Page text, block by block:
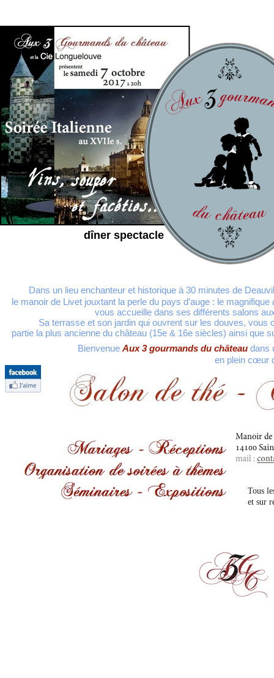
Salon de thé -
Dans un lieu enchanteur et historique à 30 minutes de
le manoir de Livet jouxtant la perle du pays d’auge : le magnifique
vous accueille dans ses différents salons aux
Sa terrasse et son jardin qui ouvrent sur les douves, vous
partie la plus ancienne du château (15e & 16e siècles) ainsi que
Bienvenue Aux 3 gourmands du château dans
en plein cœur du pays
Tous
et sur
dîner spectacle